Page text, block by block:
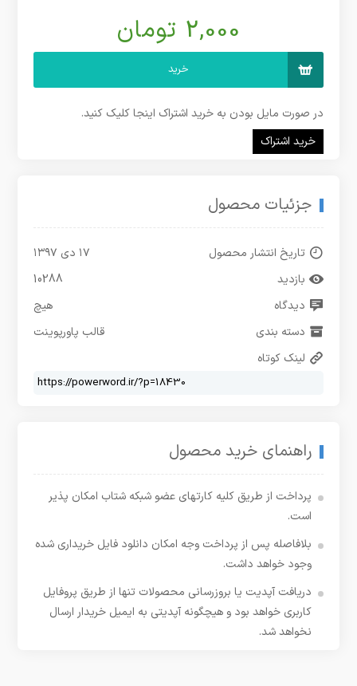
2,000 تومان
خرید
در صورت مایل بودن به خرید اشتراک اینجا کلیک کنید.
خرید اشتراک
جزئیات محصول
تاریخ انتشار محصول
۱۷ دی ۱۳۹۷
بازدید
10288
دیدگاه
هیچ
دسته بندی
قالب پاورپوینت
لینک کوتاه
راهنمای خرید محصول
پرداخت از طریق کلیه کارتهای عضو شبکه شتاب امکان پذیر
است.
بلافاصله پس از پرداخت وجه امکان دانلود فایل خریداری شده
وجود خواهد داشت.
دریافت آپدیت یا بروزرسانی محصولات تنها از طریق پروفایل
کاربری خواهد بود و هیچگونه آپدیتی به ایمیل خریدار ارسال
نخواهد شد.